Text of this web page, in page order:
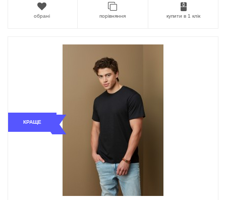
обрані порівняння купити в 1 клік
КРАЩЕ